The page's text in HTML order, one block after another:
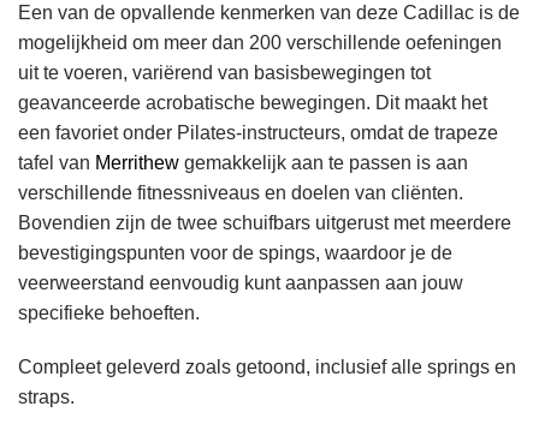
Een van de opvallende kenmerken van deze Cadillac is de
mogelijkheid om meer dan 200 verschillende oefeningen
uit te voeren, variërend van basisbewegingen tot
geavanceerde acrobatische bewegingen. Dit maakt het
een favoriet onder Pilates-instructeurs, omdat de trapeze
tafel van Merrithew gemakkelijk aan te passen is aan
verschillende fitnessniveaus en doelen van cliënten.
Bovendien zijn de twee schuifbars uitgerust met meerdere
bevestigingspunten voor de spings, waardoor je de
veerweerstand eenvoudig kunt aanpassen aan jouw
specifieke behoeften.
Compleet geleverd zoals getoond, inclusief alle springs en
straps.